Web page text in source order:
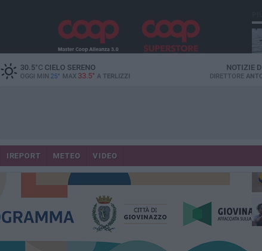
30.5°CCIELO SERENO
OGGI MIN 25° MAX 33.5° A TERLIZZI
NOTIZIE
DIRETTORE
IREPORT METEO VIDEO